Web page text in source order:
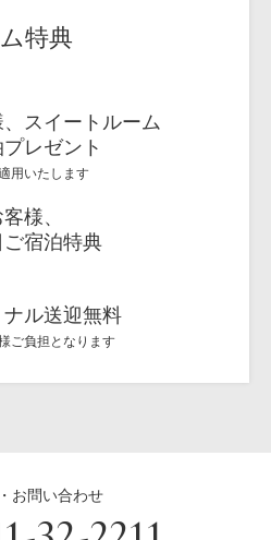
特典
スイートルーム
レゼント
用いたします
様、
宿泊特典
ル送迎無料
ご負担となります
お問い合わせ